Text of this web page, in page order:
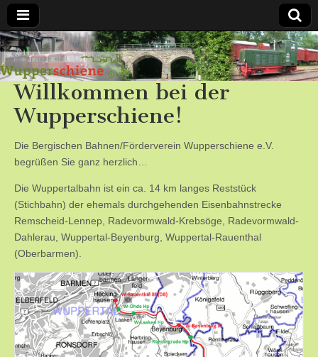
Bergische
Bahnen /
Förderverein
Wupperschiene
e.V.
Willkommen bei der
Wupperschiene!
Die Bergischen Bahnen/Förderverein Wupperschiene e.V.
begrüßen Sie ganz herzlich…
Die Wuppertalbahn ist ein ca. 14 km langes Reststück
(Stichbahn) der ehemals durchgehenden Eisenbahnstrecke
Remscheid-Lennep, Radevormwald-Krebsöge, Radevormwald-
Dahlerau, Wuppertal-Beyenburg, Wuppertal-Rauenthal
(Oberbarmen).